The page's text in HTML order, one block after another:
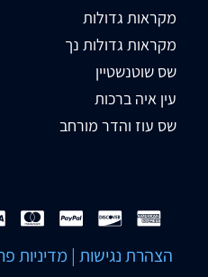
מקראות גדולות
מקראות גדולות נך
שס שוטנשטיין
עין איה ברכות
שס עוז והדר מורחב
הצהרת נגישות | מדיניות